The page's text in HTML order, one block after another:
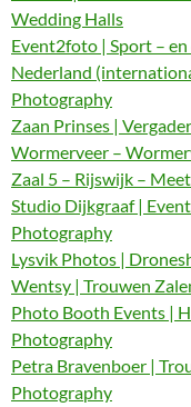
Wedding Halls
Event2foto | Sport –
Nederland
Photography
Zaan Prinses |
Wormerveer –
Zaal 5 – Rijswijk –
Studio Dijkgraaf |
Photography
Lysvik Photos |
Wentsy | Trouwen
Photo Booth Events |
Photography
Petra Bravenboer |
Photography